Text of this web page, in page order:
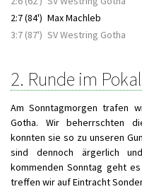
2:7 (84') Max Machleb
3:7 (87') SV Westring Gotha
2. Runde im
Am Sonntagmorgen trafen
Gotha. Wir beherrschten
konnten sie so zu unseren
sind dennoch ärgerlich
kommenden Sonntag geht
treffen wir auf Eintracht